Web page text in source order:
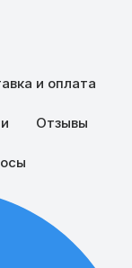
и оплата
Отзывы